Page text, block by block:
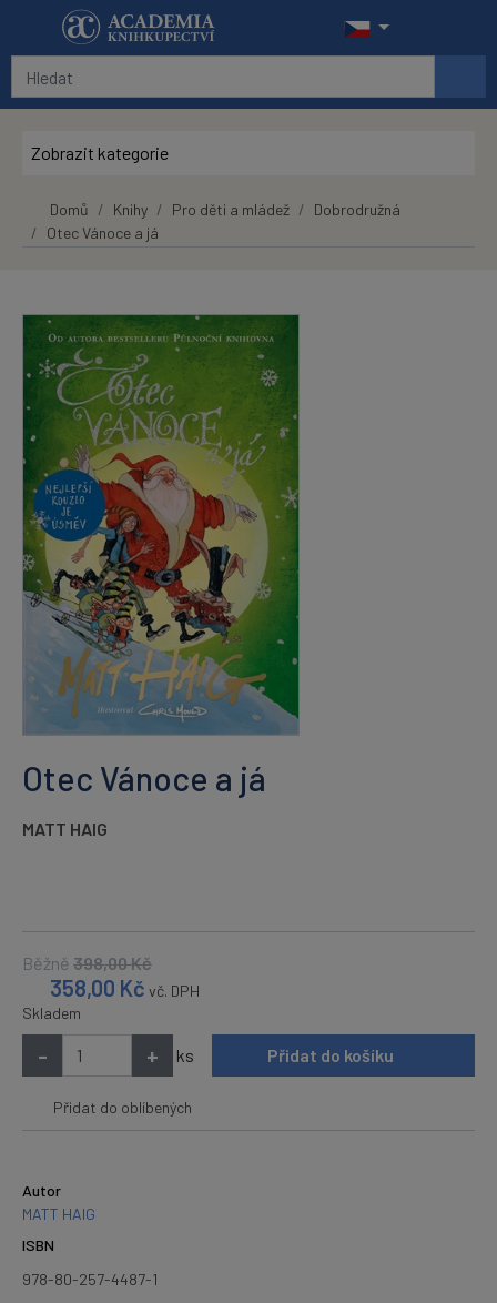
Přeskočit na hlavní obsah
Zobrazit kategorie
Domů Knihy Pro děti a mládež
Dobrodružná
Otec Vánoce a já
Otec Vánoce a já
MATT HAIG
Běžně 398,00Kč
358,00 Kč vč. DPH
Skladem
- + ks Přidat do košíku
Přidat do oblíbených
Autor
MATT HAIG
ISBN
978-80-257-4487-1